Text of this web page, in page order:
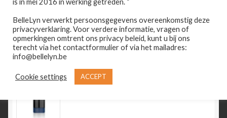
Winkel
Contact
Wie is Belle-Lyn ?
🔍
is in mei 2016 in werking getreden. “
BelleLyn verwerkt persoonsgegevens overeenkomstig deze
privacyverklaring. Voor verdere informatie, vragen of
opmerkingen omtrent ons privacy beleid, kunt u bij ons
terecht via het contactformulier of via het mailadres:
info@bellelyn.be
Cookie settings ACCEPT